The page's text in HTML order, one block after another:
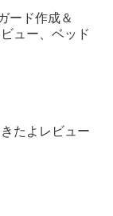
ード作成＆
ュー、ベッド
たよレビュー